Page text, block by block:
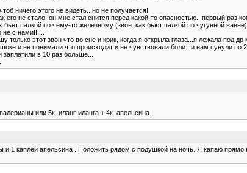
ничего этого не видеть...но не получается!
не стало, он мне стал снится перед какой-то опасностью...первый раз
палкой по чему-то железному (звон..как бьют палкой по чугунной
с нами!!!...
этот звон что во сне и крик, когда я открыла глаза...я лежала под
и не понимали что происходит и не чувствовали боли...и нам сунули по
в 10 раз больше...
или 5к. иланг-иланга + 4к. апельсина.
1 каплей апельсина . Положить рядом с подушкой на ночь. Я капаю